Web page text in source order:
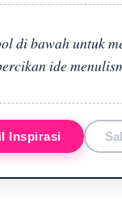
di bawah untuk
ide
Inspirasi